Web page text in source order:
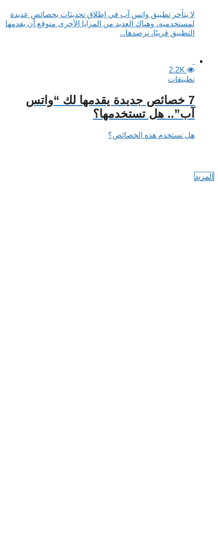
لا يتأخر تطبيق واتس آب في إطلاق تحديثات بخصائص عديدة
لمستخدميه، وهناك العديد من المزايا الأخرى متوقع أن يقدمها
التطبيق قريبًا، نرصدها...
2.2K
تطبيقات
7 خصائص جديدة يقدمها لك “واتس
آب”.. هل تستخدمها؟
هل تستخدم هذه الخصائص؟
المزيد